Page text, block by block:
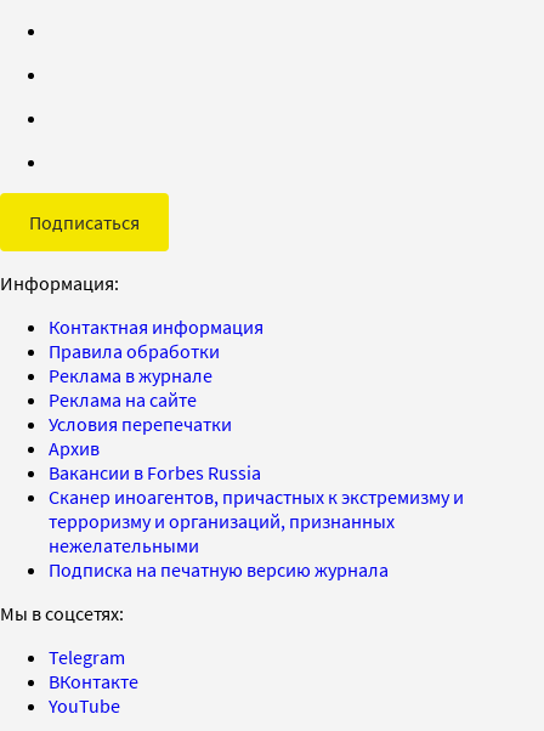
Подписаться
Информация:
Контактная информация
Правила обработки
Реклама в журнале
Реклама на сайте
Условия перепечатки
Архив
Вакансии в Forbes Russia
Сканер иноагентов, причастных к экстремизму и
терроризму и организаций, признанных
нежелательными
Подписка на печатную версию журнала
Мы в соцсетях:
Telegram
ВКонтакте
YouTube